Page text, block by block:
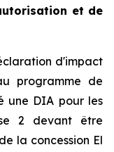
et de
d'impact
programme de
une DIA pour les
2 devant être
la concession El